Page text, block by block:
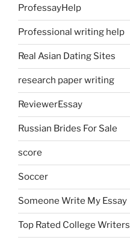
ProfessayHelp
Professional writing help
Real Asian Dating Sites
research paper writing
ReviewerEssay
Russian Brides For Sale
score
Soccer
Someone Write My Essay
Top Rated College Writers